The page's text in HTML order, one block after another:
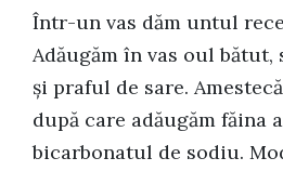
Într-un vas dăm untul
Adăugăm în vas oul bătut,
și praful de sare.
după care adăugăm făina
bicarbonatul de sodiu.